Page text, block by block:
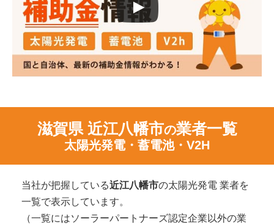
滋賀県 近江八幡市の業者一覧
太陽光発電・蓄電池・V2H
当社が把握している近江八幡市の太陽光発電 業者を
一覧で表示しています。
（一覧にはソーラーパートナーズ認定企業以外の業